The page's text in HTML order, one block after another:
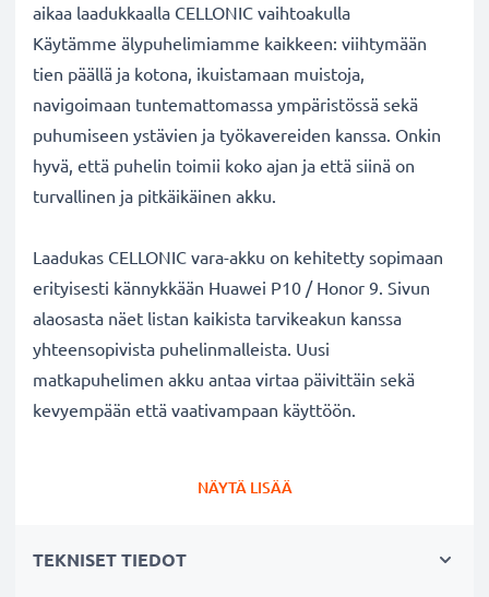
aikaa laadukkaalla CELLONIC vaihtoakulla
Käytämme älypuhelimiamme kaikkeen: viihtymään
tien päällä ja kotona, ikuistamaan muistoja,
navigoimaan tuntemattomassa ympäristössä sekä
puhumiseen ystävien ja työkavereiden kanssa. Onkin
hyvä, että puhelin toimii koko ajan ja että siinä on
turvallinen ja pitkäikäinen akku.
Laadukas CELLONIC vara-akku on kehitetty sopimaan
erityisesti kännykkään Huawei P10 / Honor 9. Sivun
alaosasta näet listan kaikista tarvikeakun kanssa
yhteensopivista puhelinmalleista. Uusi
matkapuhelimen akku antaa virtaa päivittäin sekä
kevyempään että vaativampaan käyttöön.
lataamiselta
NÄYTÄ LISÄÄ
TEKNISET TIEDOT